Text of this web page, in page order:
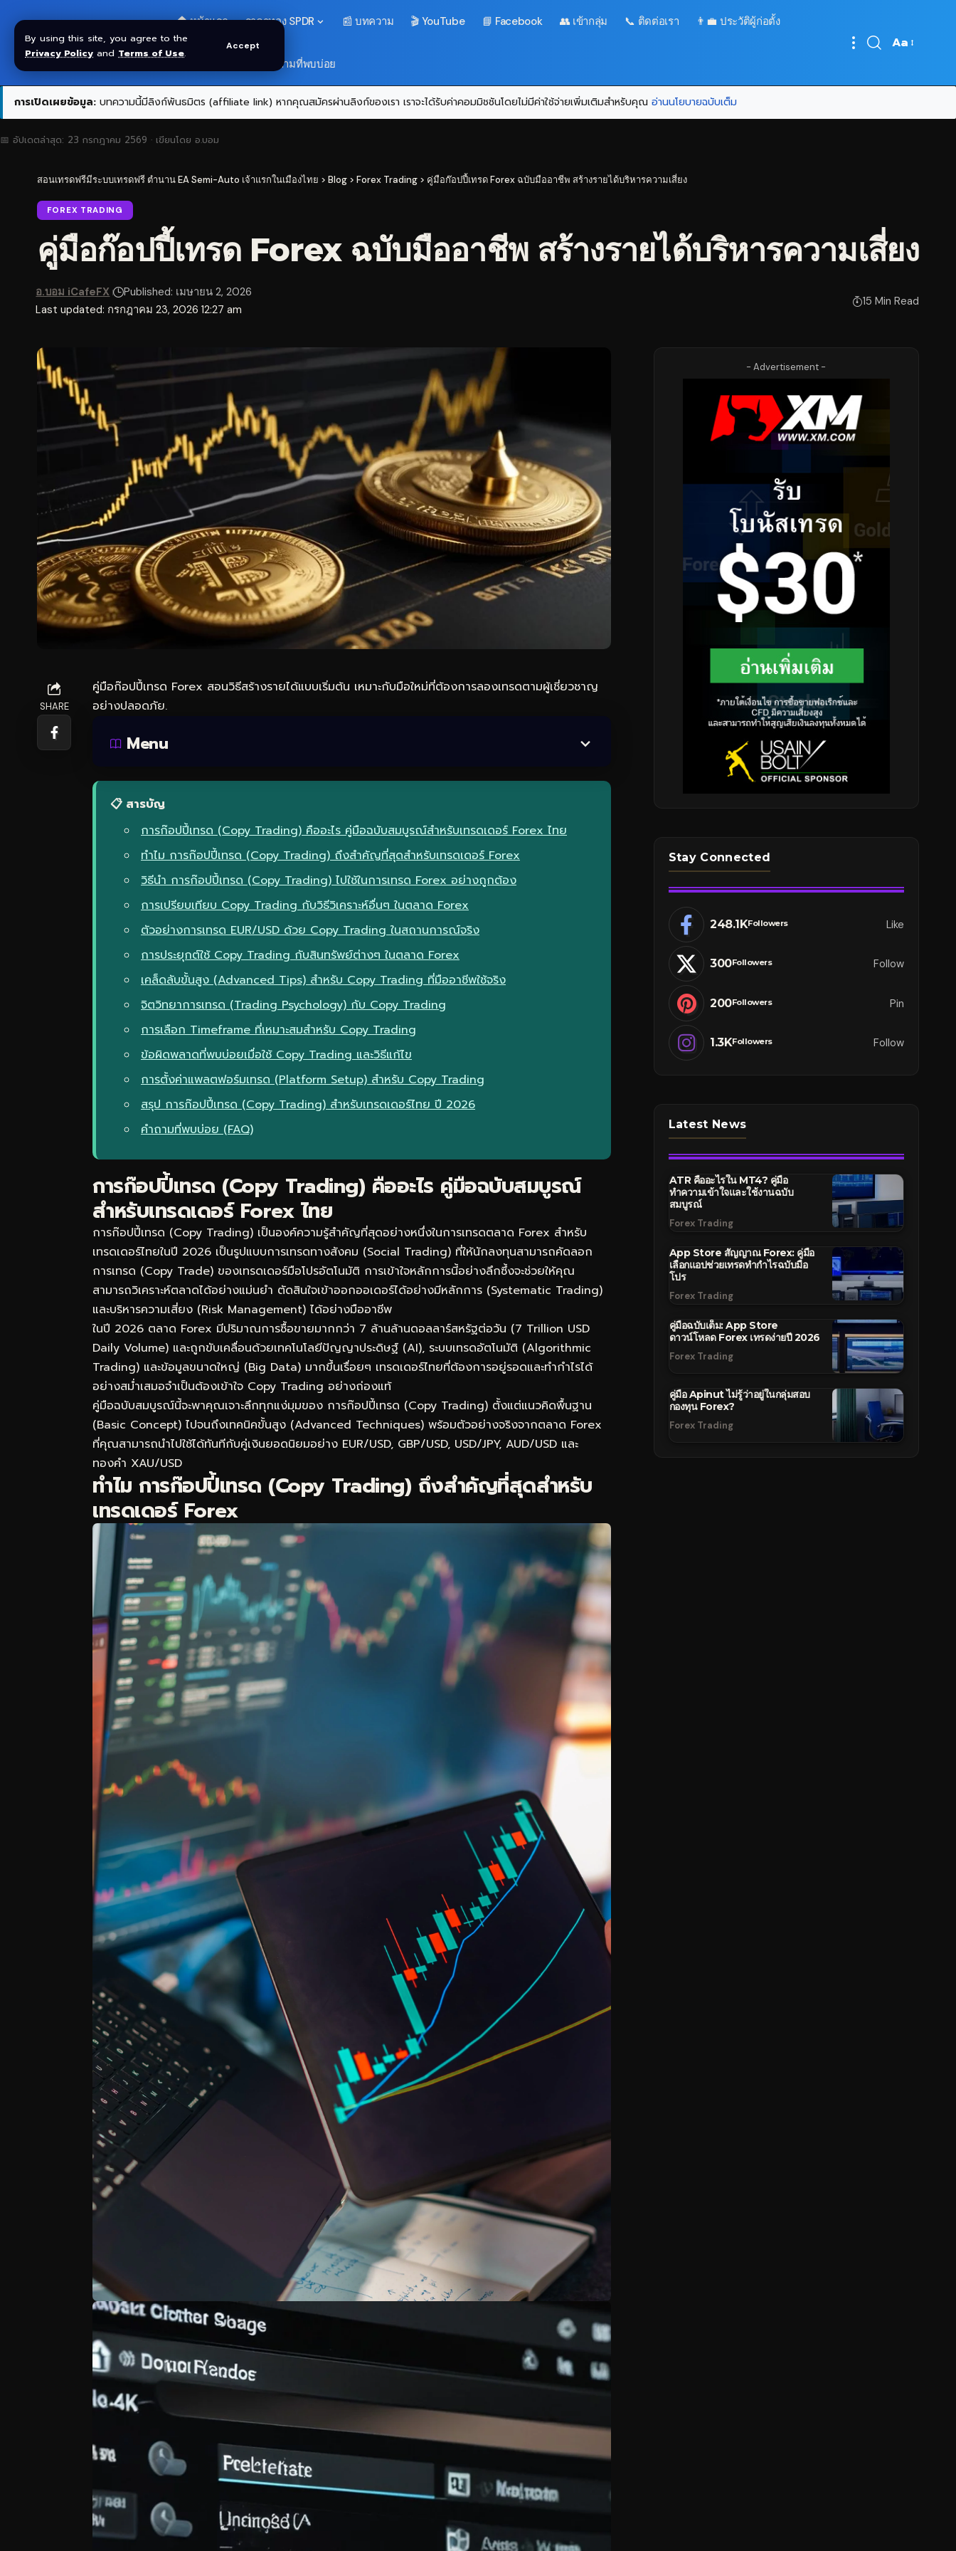
By using this site, you agree to the
Privacy Policy and Terms of Use.
Accept
🏠 หน้าแรก ราคาทอง SPDR 📰 บทความ 🎬 YouTube 📘 Facebook 👥 เข้ากลุ่ม 📞 ติดต่อเรา 👨‍💼 ประวัติผู้ก่อตั้ง
❓ คำถามที่พบบ่อย
Font
Aa
การเปิดเผยข้อมูล: บทความนี้มีลิงก์พันธมิตร (affiliate link) หากคุณสมัครผ่านลิงก์ของเรา เราจะได้รับค่าคอมมิชชันโดยไม่มีค่าใช้จ่ายเพิ่มเติมสำหรับคุณ อ่านนโยบายฉบับเต็ม
📅 อัปเดตล่าสุด: 23 กรกฎาคม 2569 · เขียนโดย อ.บอม
สอนเทรดฟรีมีระบบเทรดฟรี ตำนาน EA Semi-Auto เจ้าแรกในเมืองไทย > Blog > Forex Trading > คู่มือก๊อปปี้เทรด Forex ฉบับมืออาชีพ สร้างรายได้บริหารความเสี่ยง
FOREX TRADING
คู่มือก๊อปปี้เทรด Forex ฉบับมืออาชีพ สร้างรายได้บริหารความเสี่ยง
Last updated: กรกฎาคม 23, 2026 12:27 am
อ.บอม iCafeFX Published: เมษายน 2, 2026
15 Min Read
SHARE
คู่มือก๊อปปี้เทรด Forex สอนวิธีสร้างรายได้แบบเริ่มต้น เหมาะกับมือใหม่ที่ต้องการลองเทรดตามผู้เชี่ยวชาญ
อย่างปลอดภัย.
Menu
📋 สารบัญ
การก๊อปปี้เทรด (Copy Trading) คืออะไร คู่มือฉบับสมบูรณ์สำหรับเทรดเดอร์ Forex ไทย
ทำไม การก๊อปปี้เทรด (Copy Trading) ถึงสำคัญที่สุดสำหรับเทรดเดอร์ Forex
วิธีนำ การก๊อปปี้เทรด (Copy Trading) ไปใช้ในการเทรด Forex อย่างถูกต้อง
การเปรียบเทียบ Copy Trading กับวิธีวิเคราะห์อื่นๆ ในตลาด Forex
ตัวอย่างการเทรด EUR/USD ด้วย Copy Trading ในสถานการณ์จริง
การประยุกต์ใช้ Copy Trading กับสินทรัพย์ต่างๆ ในตลาด Forex
เคล็ดลับขั้นสูง (Advanced Tips) สำหรับ Copy Trading ที่มืออาชีพใช้จริง
จิตวิทยาการเทรด (Trading Psychology) กับ Copy Trading
การเลือก Timeframe ที่เหมาะสมสำหรับ Copy Trading
ข้อผิดพลาดที่พบบ่อยเมื่อใช้ Copy Trading และวิธีแก้ไข
การตั้งค่าแพลตฟอร์มเทรด (Platform Setup) สำหรับ Copy Trading
สรุป การก๊อปปี้เทรด (Copy Trading) สำหรับเทรดเดอร์ไทย ปี 2026
คำถามที่พบบ่อย (FAQ)
การก๊อปปี้เทรด (Copy Trading) คืออะไร คู่มือฉบับสมบูรณ์
สำหรับเทรดเดอร์ Forex ไทย
การก๊อปปี้เทรด (Copy Trading) เป็นองค์ความรู้สำคัญที่สุดอย่างหนึ่งในการเทรดตลาด Forex สำหรับ
เทรดเดอร์ไทยในปี 2026 เป็นรูปแบบการเทรดทางสังคม (Social Trading) ที่ให้นักลงทุนสามารถคัดลอก
การเทรด (Copy Trade) ของเทรดเดอร์มือโปรอัตโนมัติ การเข้าใจหลักการนี้อย่างลึกซึ้งจะช่วยให้คุณ
สามารถวิเคราะห์ตลาดได้อย่างแม่นยำ ตัดสินใจเข้าออกออเดอร์ได้อย่างมีหลักการ (Systematic Trading)
และบริหารความเสี่ยง (Risk Management) ได้อย่างมืออาชีพ
ในปี 2026 ตลาด Forex มีปริมาณการซื้อขายมากกว่า 7 ล้านล้านดอลลาร์สหรัฐต่อวัน (7 Trillion USD
Daily Volume) และถูกขับเคลื่อนด้วยเทคโนโลยีปัญญาประดิษฐ์ (AI), ระบบเทรดอัตโนมัติ (Algorithmic
Trading) และข้อมูลขนาดใหญ่ (Big Data) มากขึ้นเรื่อยๆ เทรดเดอร์ไทยที่ต้องการอยู่รอดและทำกำไรได้
อย่างสม่ำเสมอจำเป็นต้องเข้าใจ Copy Trading อย่างถ่องแท้
คู่มือฉบับสมบูรณ์นี้จะพาคุณเจาะลึกทุกแง่มุมของ การก๊อปปี้เทรด (Copy Trading) ตั้งแต่แนวคิดพื้นฐาน
(Basic Concept) ไปจนถึงเทคนิคขั้นสูง (Advanced Techniques) พร้อมตัวอย่างจริงจากตลาด Forex
ที่คุณสามารถนำไปใช้ได้ทันทีกับคู่เงินยอดนิยมอย่าง EUR/USD, GBP/USD, USD/JPY, AUD/USD และ
ทองคำ XAU/USD
ทำไม การก๊อปปี้เทรด (Copy Trading) ถึงสำคัญที่สุดสำหรับ
เทรดเดอร์ Forex
- Advertisement -
Stay Connected
248.1KFollowers Like
300Followers Follow
200Followers Pin
1.3KFollowers Follow
Latest News
ATR คืออะไรใน MT4? คู่มือ
ทำความเข้าใจและใช้งานฉบับ
สมบูรณ์
Forex Trading
App Store สัญญาณ Forex: คู่มือ
เลือกแอปช่วยเทรดทำกำไรฉบับมือ
โปร
Forex Trading
คู่มือฉบับเต็ม: App Store
ดาวน์โหลด Forex เทรดง่ายปี 2026
Forex Trading
คู่มือ Apinut ไม่รู้ว่าอยู่ในกลุ่มสอบ
กองทุน Forex?
Forex Trading